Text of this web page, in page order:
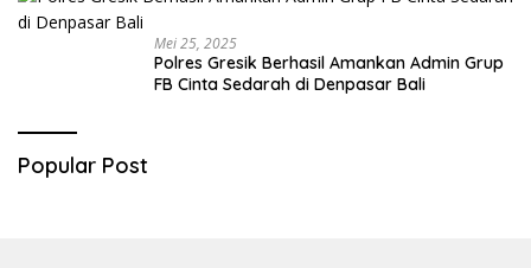
Mei 25, 2025
Polres Gresik Berhasil Amankan Admin Grup
FB Cinta Sedarah di Denpasar Bali
Popular Post